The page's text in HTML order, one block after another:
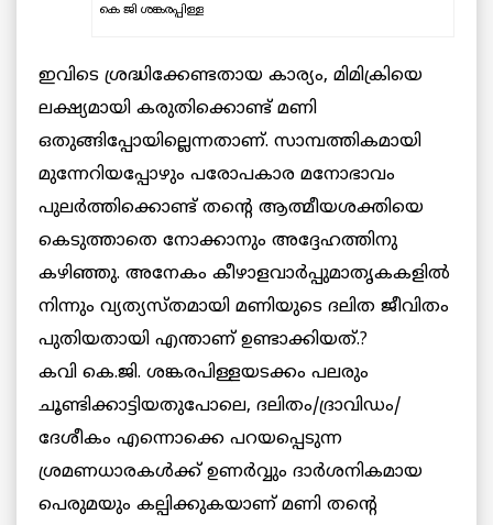
കെ ജി ശങ്കരപ്പിള്ള
ഇവിടെ ശ്രദ്ധിക്കേണ്ടതായ കാര്യം, മിമിക്രിയെ
ലക്ഷ്യമായി കരുതിക്കൊണ്ട് മണി
ഒതുങ്ങിപ്പോയില്ലെന്നതാണ്. സാമ്പത്തികമായി
മുന്നേറിയപ്പോഴും പരോപകാര മനോഭാവം
പുലര്‍ത്തിക്കൊണ്ട് തന്റെ ആത്മീയശക്തിയെ
കെടുത്താതെ നോക്കാനും അദ്ദേഹത്തിനു
കഴിഞ്ഞു. അനേകം കീഴാളവാര്‍പ്പുമാതൃകകളില്‍
നിന്നും വ്യത്യസ്തമായി മണിയുടെ ദലിത ജീവിതം
പുതിയതായി എന്താണ് ഉണ്ടാക്കിയത്.?
കവി കെ.ജി. ശങ്കരപിള്ളയടക്കം പലരും
ചൂണ്ടിക്കാട്ടിയതുപോലെ, ദലിതം/ദ്രാവിഡം/
ദേശീകം എന്നൊക്കെ പറയപ്പെടുന്ന
ശ്രമണധാരകള്‍ക്ക് ഉണര്‍വ്വും ദാര്‍ശനികമായ
പെരുമയും കല്പിക്കുകയാണ് മണി തന്റെ